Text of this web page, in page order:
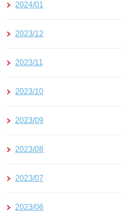
2024/01
2023/12
2023/11
2023/10
2023/09
2023/08
2023/07
2023/06